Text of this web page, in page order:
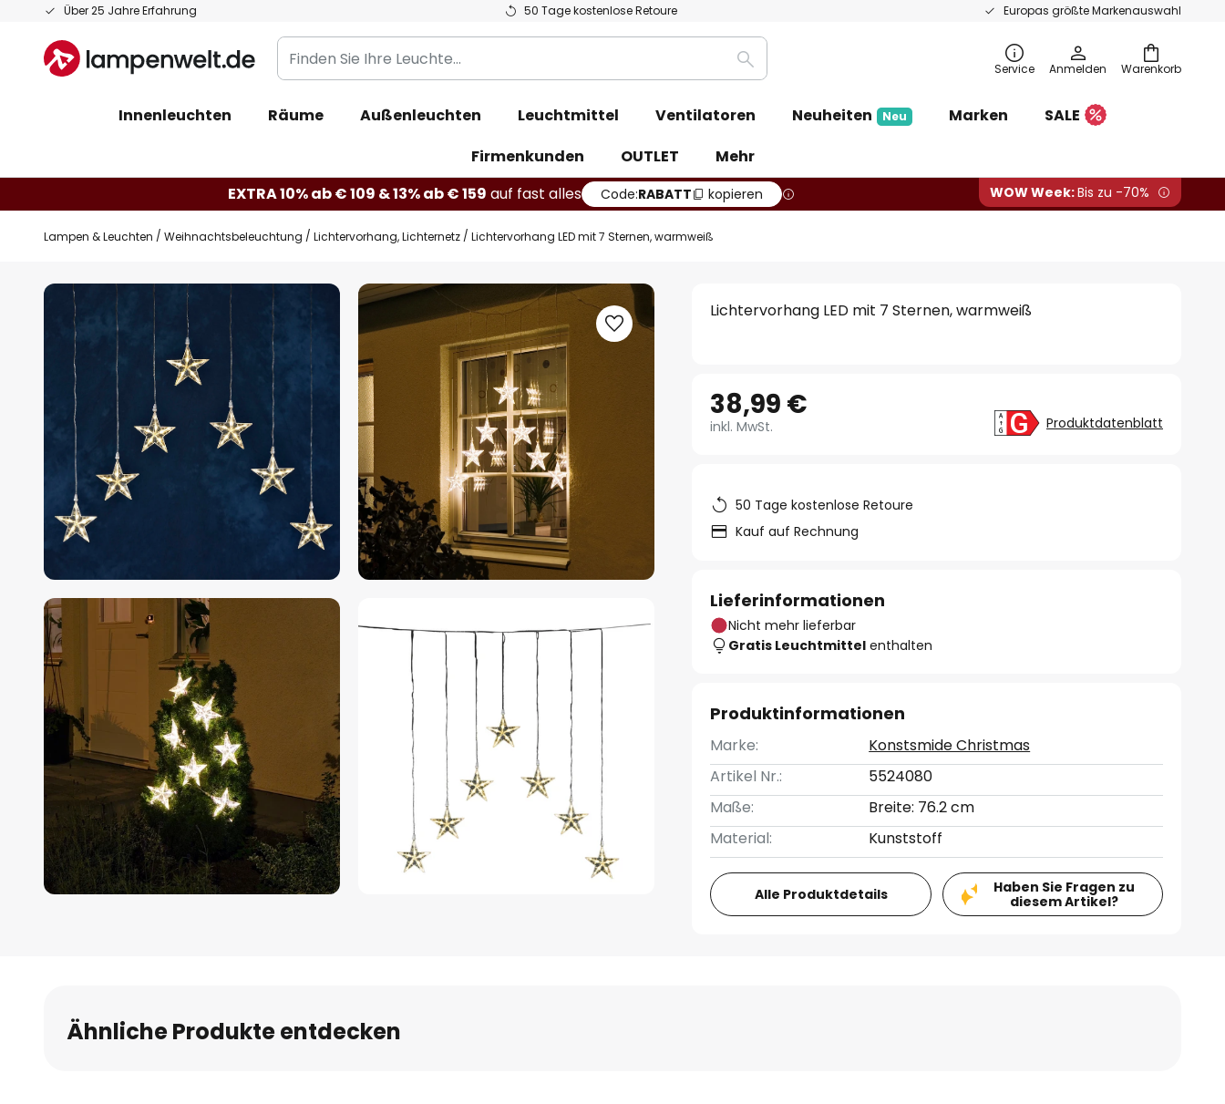
Über 25 Jahre Erfahrung 50 Tage kostenlose Retoure Europas größte Markenauswahl
Zum
springen
Warenkorb
Finden
Sie
Leuchte...
Suche Service Anmelden
Innenleuchten Räume Außenleuchten Leuchtmittel Ventilatoren Neuheiten Neu Marken
SALE
Firmenkunden
OUTLET
Mehr
EXTRA 10% ab € 109 & 13% ab € 159 auf fast alles Code:RABATT kopieren WOW Week:Bis zu -70%
Lampen & Leuchten Weihnachtsbeleuchtung Lichtervorhang, Lichternetz Lichtervorhang LED mit 7 Sternen, warmweiß
Zum
Ende
Bildgalerie
springen
Lichtervorhang LED mit 7 Sternen, warmweiß
38,99 €
inkl. MwSt. Produktdatenblatt
50 Tage kostenlose Retoure
Kauf auf Rechnung
Lieferinformationen
Nicht mehr lieferbar
Gratis Leuchtmittel enthalten
Produktinformationen
Marke:
Konstsmide Christmas
Artikel Nr.:
5524080
Maße:
Breite: 76.2 cm
Material:
Kunststoff
Alle Produktdetails
Haben Sie Fragen zu
diesem Artikel?
Ähnliche Produkte entdecken